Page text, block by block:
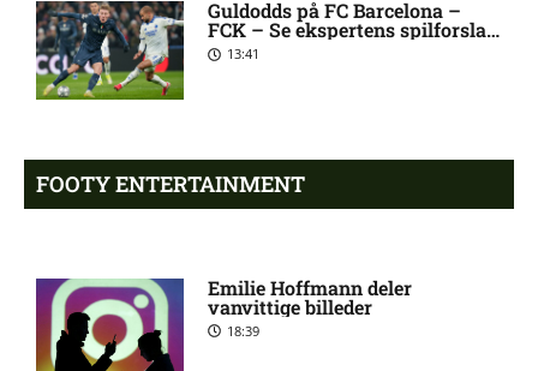
Chelsea sælger Chalobah til
Como
10:06 pm
Salah lander i Tyrkiet til
10:00 pm
Arsenal henter Bruno
Guimarães
9:55 pm
Guldodds på FC Barcelona –
FCK – Se ekspertens spilforslag
her13:41
FOOTY ENTERTAINMENT
Emilie Hoffmann deler
vanvittige billeder
18:39